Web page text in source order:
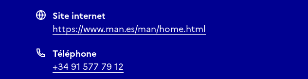
Site internet
https://www.man.es/man/home.html
Téléphone
+34 91 577 79 12